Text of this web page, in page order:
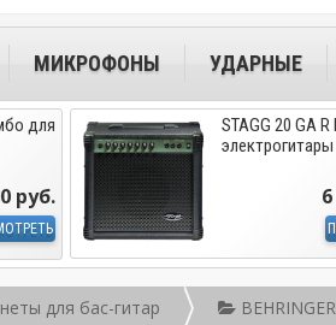
МИКРОФОНЫ УДАРНЫЕ
для
руб.
STAGG 20 GA
электрогитары
для бас-гитар BEHRINGER